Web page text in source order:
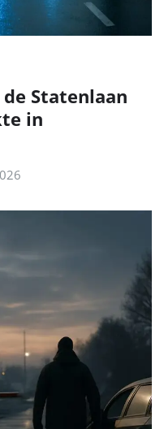
Statenlaan
in